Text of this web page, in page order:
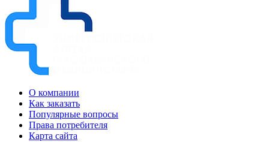
О компании
Как заказать
Популярные вопросы
Права потребителя
Карта сайта